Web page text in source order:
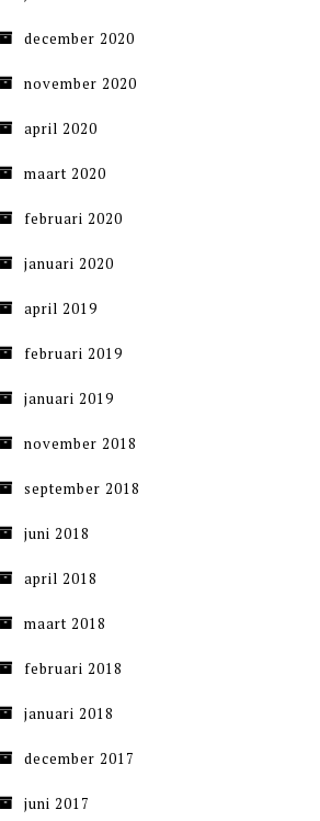
december 2020
november 2020
april 2020
maart 2020
februari 2020
januari 2020
april 2019
februari 2019
januari 2019
november 2018
september 2018
juni 2018
april 2018
maart 2018
februari 2018
januari 2018
december 2017
juni 2017